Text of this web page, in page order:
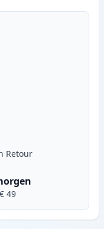
581XXL (1995C001)
Retour
49